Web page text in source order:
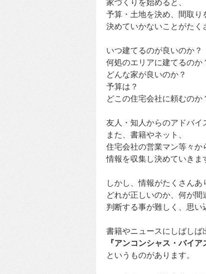
家づくりを始めると、
予算・土地を決め、間取り
決めていかないことがたく
いつ建てるのが良いのか？
何処のエリアに建てるのか
どんな家が良いのか？
予算は？
どこの住宅会社に頼むのか
友人・知人からのアドバイ
また、書籍やネット、
住宅会社の営業マン等々か
情報を収集し決めていきま
しかし、情報がたくさんあ
どれが正しいのか、何が間
判断する事が難しく、思い
書籍やニュースにしばしば
『アンコンシャス・バイア
というものがあります。